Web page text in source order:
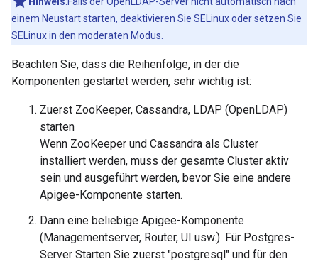
einem Neustart starten, deaktivieren Sie SELinux oder setzen Sie
SELinux in den moderaten Modus.
Beachten Sie, dass die Reihenfolge, in der die
Komponenten gestartet werden, sehr wichtig ist:
Zuerst ZooKeeper, Cassandra, LDAP (OpenLDAP)
starten
Wenn ZooKeeper und Cassandra als Cluster
installiert werden, muss der gesamte Cluster aktiv
sein und ausgeführt werden, bevor Sie eine andere
Apigee-Komponente starten.
Dann eine beliebige Apigee-Komponente
(Managementserver, Router, UI usw.). Für Postgres-
Server Starten Sie zuerst "postgresql" und für den